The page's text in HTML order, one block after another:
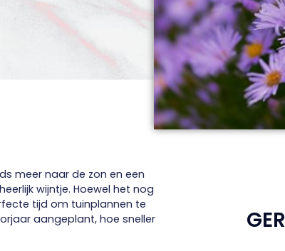
meer naar de zon en een
wijntje. Hoewel het nog
tijd om tuinplannen te
aangeplant, hoe sneller
GER